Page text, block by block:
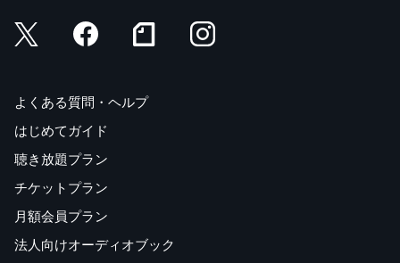
よくある質問・ヘルプ
はじめてガイド
聴き放題プラン
チケットプラン
月額会員プラン
法人向けオーディオブック